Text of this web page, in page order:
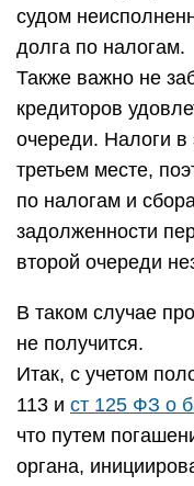
судом
долга по налогам.
Также важно не
кредиторов
очереди. Налоги в
третьем месте,
по налогам и
задолженности
второй очереди
В таком случае
не получится.
Итак, с учетом
113 и ст 125 ФЗ о
что путем
органа,